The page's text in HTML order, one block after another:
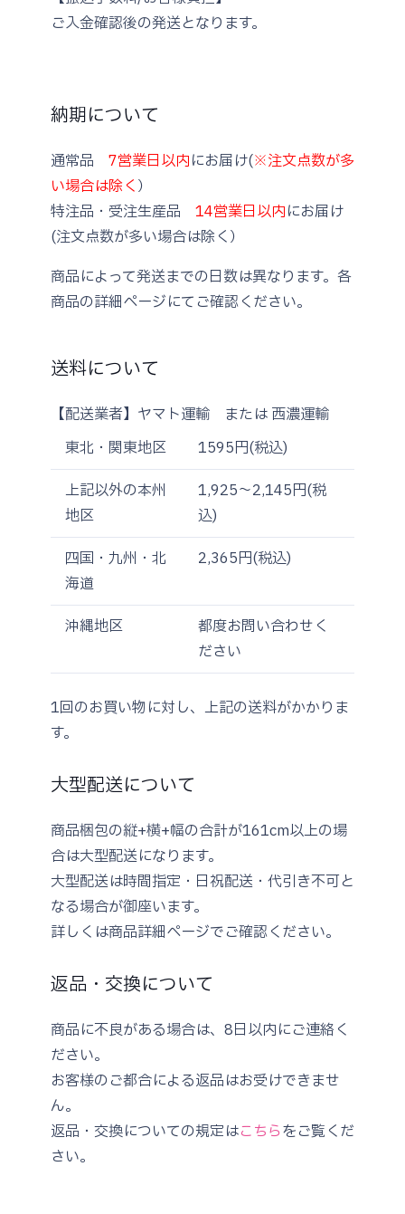
ご入金確認後の発送となります。
納期について
通常品 7営業日以内にお届け(※注文点数が多
い場合は除く）
特注品・受注生産品 14営業日以内にお届け
(注文点数が多い場合は除く）
商品によって発送までの日数は異なります。各
商品の詳細ページにてご確認ください。
送料について
【配送業者】ヤマト運輸 または 西濃運輸
東北・関東地区
1595円(税込)
上記以外の本州
地区
1,925～2,145円(税
込)
四国・九州・北
海道
2,365円(税込)
沖縄地区
都度お問い合わせく
ださい
1回のお買い物に対し、上記の送料がかかりま
す。
大型配送について
商品梱包の縦+横+幅の合計が161cm以上の場
合は大型配送になります。
大型配送は時間指定・日祝配送・代引き不可と
なる場合が御座います。
詳しくは商品詳細ページでご確認ください。
返品・交換について
商品に不良がある場合は、8日以内にご連絡く
ださい。
お客様のご都合による返品はお受けできませ
ん。
返品・交換についての規定はこちらをご覧くだ
さい。